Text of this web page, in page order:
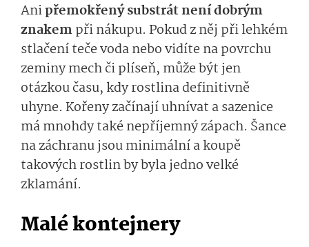
Anipřemokřený substrát není dobrým
znakempři nákupu. Pokud z něj při lehkém
stlačení teče voda nebo vidíte na povrchu
zeminy mech či plíseň, může být jen
otázkou času, kdy rostlina definitivně
uhyne. Kořeny začínají uhnívat a sazenice
má mnohdy také nepříjemný zápach. Šance
na záchranu jsou minimální a koupě
takových rostlin by byla jedno velké
zklamání.
Malé kontejnery